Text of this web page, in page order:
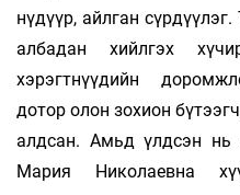
нүдүүр, айлган
албадан хийл­гэх
хэрэгтнүүдийн
дотор олон зохион
алдсан. Амьд үлдсэн нь
Мария Николаевна